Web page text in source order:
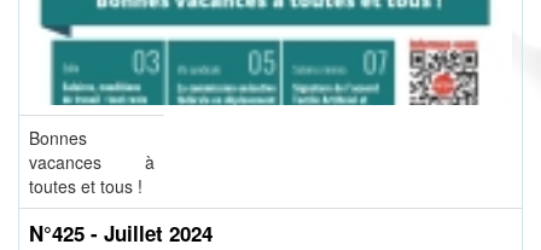
Bonnes
vacances à
toutes et tous !
N°425 - Juillet 2024